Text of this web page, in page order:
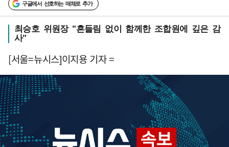
구글에서 선호하는 매체로 추가
최승호 위원장 "흔들림 없이 함께한 조합원에 깊은 감
사"
[서울=뉴시스]이지용 기자 =